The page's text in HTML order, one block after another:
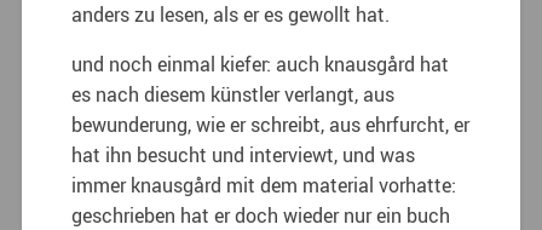
anders zu lesen, als er es gewollt hat.
und noch einmal kiefer: auch knausgård hat
es nach diesem künstler verlangt, aus
bewunderung, wie er schreibt, aus ehrfurcht, er
hat ihn besucht und interviewt, und was
immer knausgård mit dem material vorhatte:
geschrieben hat er doch wieder nur ein buch